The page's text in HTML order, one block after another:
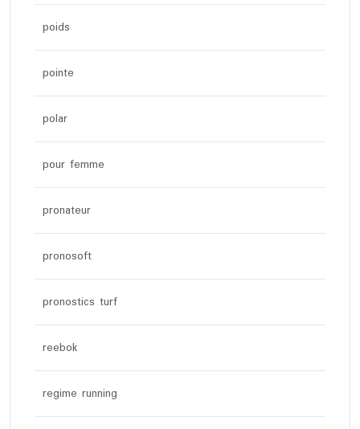
poids
pointe
polar
pour femme
pronateur
pronosoft
pronostics turf
reebok
regime running